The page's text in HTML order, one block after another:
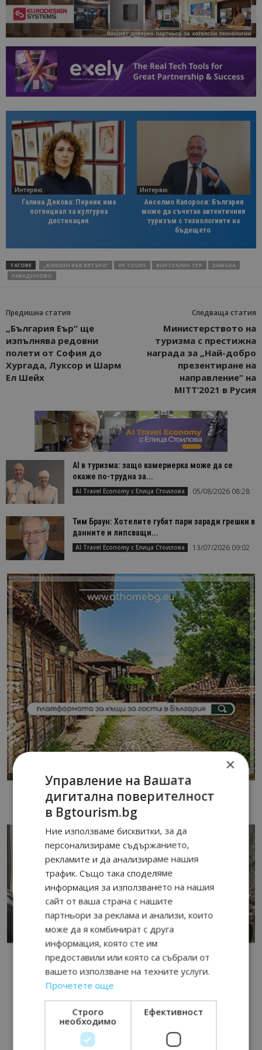
Интервю
Галина Декова: Перник има
потенциал за културна
дестинация
Интервю
Анселмо Капороси: България
може да съчетае автентичния
туризъм с технологиите на
бъдещето
ТАГОВЕ „ВЛЮБЕН ВЪВ ВЯТЪРА“ VR TOURS ВИРТУАЛЕН ТУР
ЗАМЪКА
РАВАДИНОВО
Предишна статия
„България Еър“ ще
изпълнява редовни
полети от София до
Хургада, Луксор и Шарм
Ел Шейх
Следваща статия
Министерството на
туризма с престижна
награда за „Най-добро
презентиране на
направление“ на
MITT’2021 в Русия
AI в туризма: защо камериерка може да се
окаже по-трудна за...
AI Travel Economy с Елица Стоилова 05/08/2026 08:28
Тим Браун: Хотелите губят пари заради грешки в
данните и липсващи...
AI Travel Economy с Елица Стоилова 13/07/2026 09:02
×
Управление на Вашата
дигитална поверителност
в Bgtourism.bg
Ние използваме бисквитки, за да
персонализираме съдържанието,
рекламите и да анализираме нашия
трафик. Също така споделяме
информация за използването на нашия
сайт от ваша страна с нашите
партньори за реклама и анализи, които
може да я комбинират с друга
информация, която сте им
предоставили или която са събрали от
вашето използване на техните услуги.
Прочетете още
Строго
необходимо
Ефективност